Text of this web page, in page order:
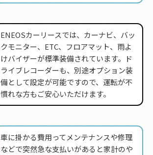
ENEOSカーリースでは、カーナビ、バッ
クモニター、ETC、フロアマット、雨よ
けバイザーが標準装備されています。ド
ライブレコーダーも、別途オプション装
備として設定が可能ですので、運転が不
慣れな方もご安心いただけます。
車に掛かる費用ってメンテナンスや修理
などで突然急な支払いがあると家計のや